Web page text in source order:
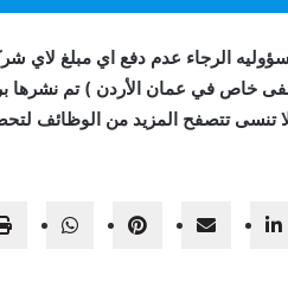
الرجاء عدم دفع اي مبلغ لاي
خاص في عمان الأردن ) تم نشرها
تنسى تتصفح المزيد من